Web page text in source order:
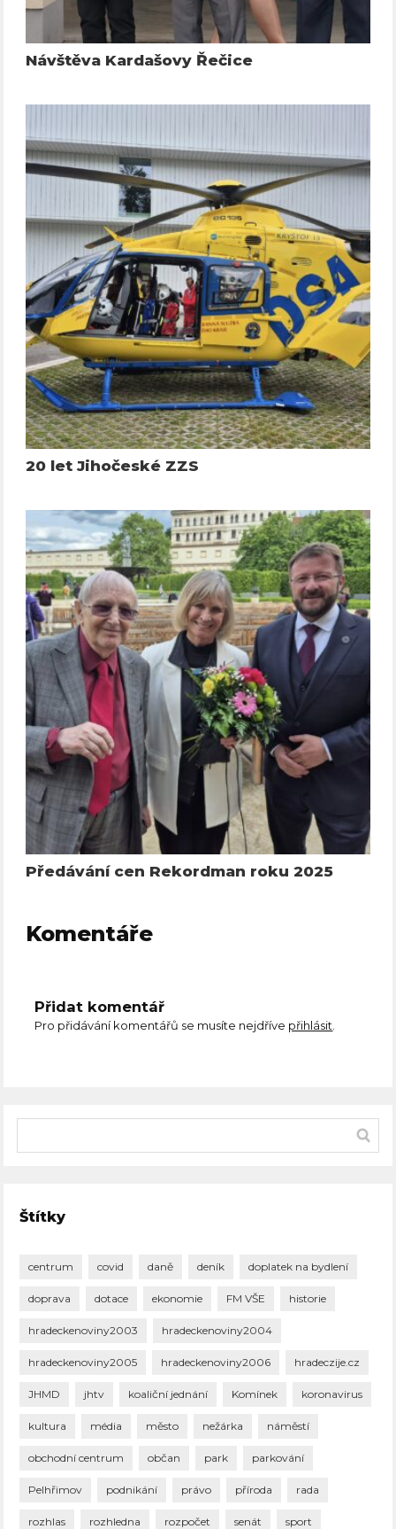
Návštěva Kardašovy Řečice
20 let Jihočeské ZZS
Předávání cen Rekordman roku 2025
Komentáře
Přidat komentář
Pro přidávání komentářů se musíte nejdříve přihlásit
Štítky
centrum covid daně deník doplatek na bydlení
doprava dotace ekonomie FM VŠE historie
hradeckenoviny2003 hradeckenoviny2004
hradeckenoviny2005 hradeckenoviny2006 hradeczije.cz
JHMD jhtv koaliční jednání Komínek koronavirus
kultura média město nežárka náměstí
obchodní centrum občan park parkování
Pelhřimov podnikání právo příroda rada
rozhlas rozhledna rozpočet senát sport